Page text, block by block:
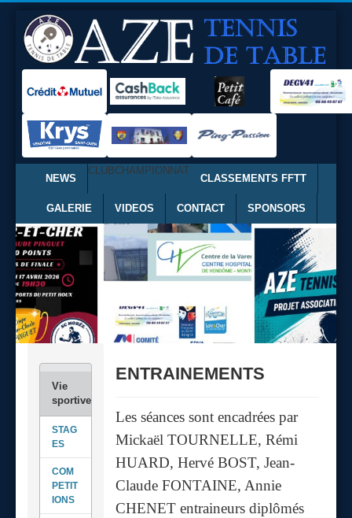
NEWS
CLUBCHAMPIONNAT
CLASSEMENTS FFTT
GALERIE VIDEOS CONTACT SPONSORS
STAG
ES
COM
PETIT
IONS
ENTRAINEMENTS
Les séances sont encadrées par
Mickaël TOURNELLE, Rémi
HUARD, Hervé BOST, Jean-
Claude FONTAINE, Annie
CHENET entraineurs diplômés